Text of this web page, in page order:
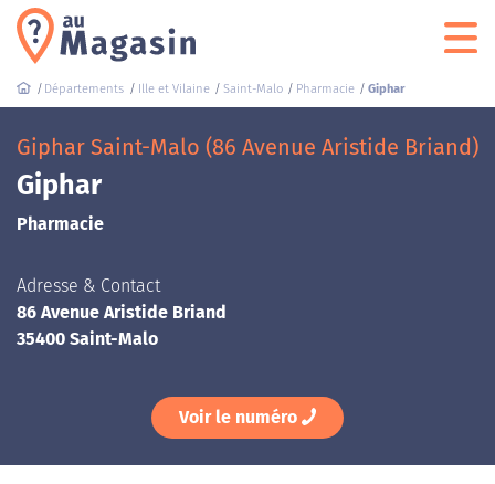
Départements Ille et Vilaine Saint-Malo Pharmacie Giphar
Giphar Saint-Malo (86 Avenue Aristide Briand)
Giphar
Pharmacie
Adresse & Contact
86 Avenue Aristide Briand
35400 Saint-Malo
Voir le numéro